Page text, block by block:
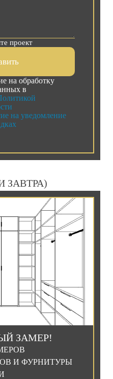
проект
на обработку
в
на уведомление
ЗАВТРА)
ЗАМЕР!
И ФУРНИТУРЫ